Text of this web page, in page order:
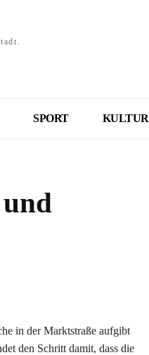
SPORT KULTUR
in der Marktstraße aufgibt
den Schritt damit, dass die